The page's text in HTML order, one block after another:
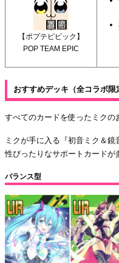
【ポプテピピック】
POP TEAM EPIC
おすすめデッキ（全コラボ限
すべてのカードを使ったミクの
ミクが手に入る『初音ミク＆
性ぴったりなサポートカードが
バランス型